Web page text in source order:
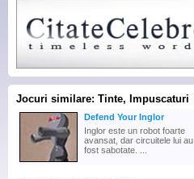
Jocuri similare: Tinte, Impuscaturi
Defend Your Inglor
Inglor este un robot foarte
avansat, dar circuitele lui au
fost sabotate. ...